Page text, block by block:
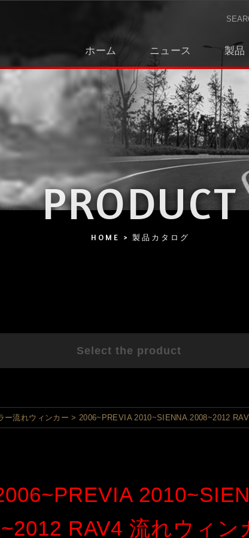
ホーム ニュース 製品
PRODUCT
HOME 製品カタログ
Select the product
ー流れウィンカー 2006~PREVIA 2010~SIENNA.2008~2012
RAV4 流れウィン